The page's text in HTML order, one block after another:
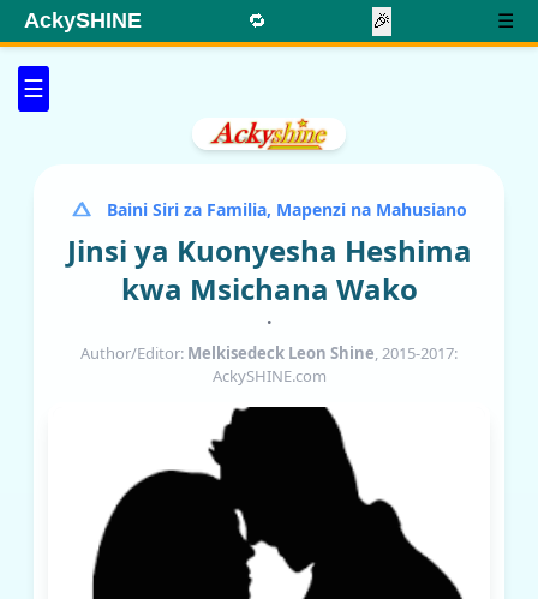
☰
AckySHINE 🔁 🎉 ☰
Baini Siri za Familia, Mapenzi na Mahusiano
Jinsi ya Kuonyesha Heshima
kwa Msichana Wako
•
Author/Editor: Melkisedeck Leon Shine, 2015-2017:
AckySHINE.com